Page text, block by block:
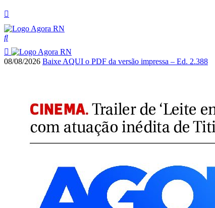
08/08/2026 Baixe AQUI o PDF da versão impressa – Ed. 2.388